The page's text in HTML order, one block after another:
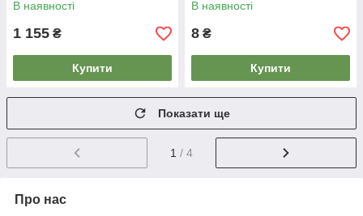
В наявності
1 155 ₴
Купити
В наявності
8 ₴
Купити
Показати ще
1 / 4
Про нас